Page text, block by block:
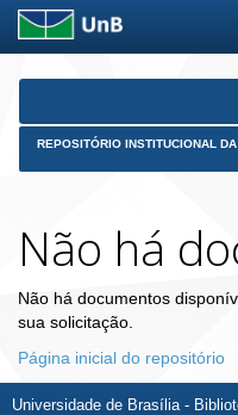
Skip
REPOSITÓRIO INSTITUCIONAL
Não há
Não há documentos
sua solicitação.
Página inicial do repositório
Universidade de Brasília -